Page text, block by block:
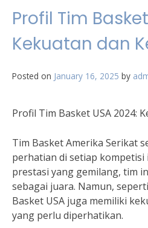
Profil Tim
Kekuatan dan
Posted on January 16, 2025 by
Profil Tim Basket USA 2024:
Tim Basket Amerika Serikat
perhatian di setiap
prestasi yang gemilang, tim
sebagai juara. Namun,
Basket USA juga memiliki
yang perlu diperhatikan.